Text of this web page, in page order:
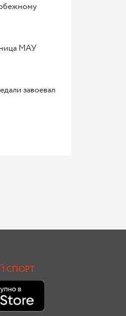
МАУ
завоевал
СПОРТ